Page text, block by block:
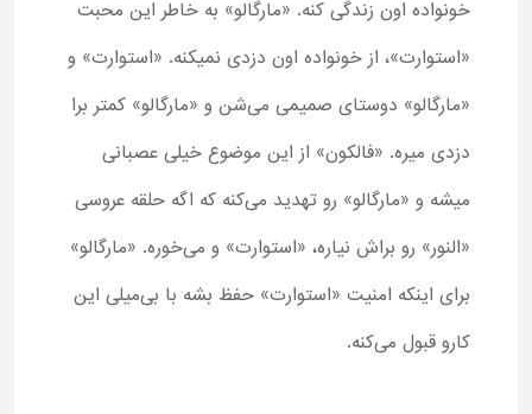
خونواده اون زندگی کنه. «مارگالو» به خاطر این محبت
«استوارت»، از خونواده اون دزدی نمیکنه. «استوارت» و
«مارگالو» دوستای صمیمی می‌شن و «مارگالو» کمتر برا
دزدی میره. «فالکون» از این موضوع خیلی عصبانی
میشه و «مارگالو» رو تهدید می‌کنه که اگه حلقه عروسی
«النور» رو براش نیاره، «استوارت» و می‌خوره. «مارگالو»
برای اینکه امنیت «استوارت» حفظ بشه با بی‌میلی این
کارو قبول می‌کنه.